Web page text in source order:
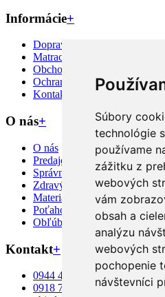
Súbory
technológie
používame
zážitku z
webových
vám
obsah a
analýzu
webových
pochopenie
návštevníci
Informácie+
Doprava priamo k Vám
Matrac na mieru?
Obchodné podmienky
Ochrana osobných údajov
Kontakt
O nás+
O nás
Predajcovia
Správny výber
Zdravý spánok
Materiály
Poťahové látky
Obľúbené matrace
Kontakt+
0944 466 356
0918 771 002